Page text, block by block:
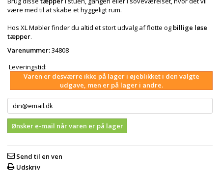
være med til at skabe et hyggeligt rum.
Hos XL Møbler finder du altid et stort udvalg af flotte og billige løse
tæpper.
Varenummer:34808
Leveringstid:
Varen er desværre ikke på lager i øjeblikket i den valgte
udgave, men er på lager i andre.
Ønsker e-mail når varen er på lager
Send til en ven
Udskriv